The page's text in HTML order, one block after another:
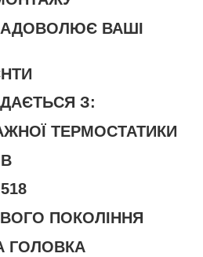
ВАШІ
З:
ТЕРМОСТАТИКИ
ПОКОЛІННЯ
ГОЛОВКА